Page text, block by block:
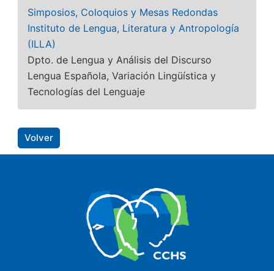
Simposios, Coloquios y Mesas Redondas
Instituto de Lengua, Literatura y Antropología
(ILLA)
Dpto. de Lengua y Análisis del Discurso
Lengua Española, Variación Lingüística y
Tecnologías del Lenguaje
Volver